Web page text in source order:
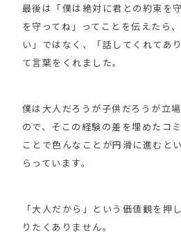
最後は「僕は絶対に君との約束を
を守ってね」ってことを伝えたら
い」ではなく、「話してくれてあ
て言葉をくれました。
僕は大人だろうが子供だろうが立
ので、そこの経験の差を埋めたコ
ことで色んなことが円滑に進むと
らっています。
「大人だから」という価値観を押
りたくありません。